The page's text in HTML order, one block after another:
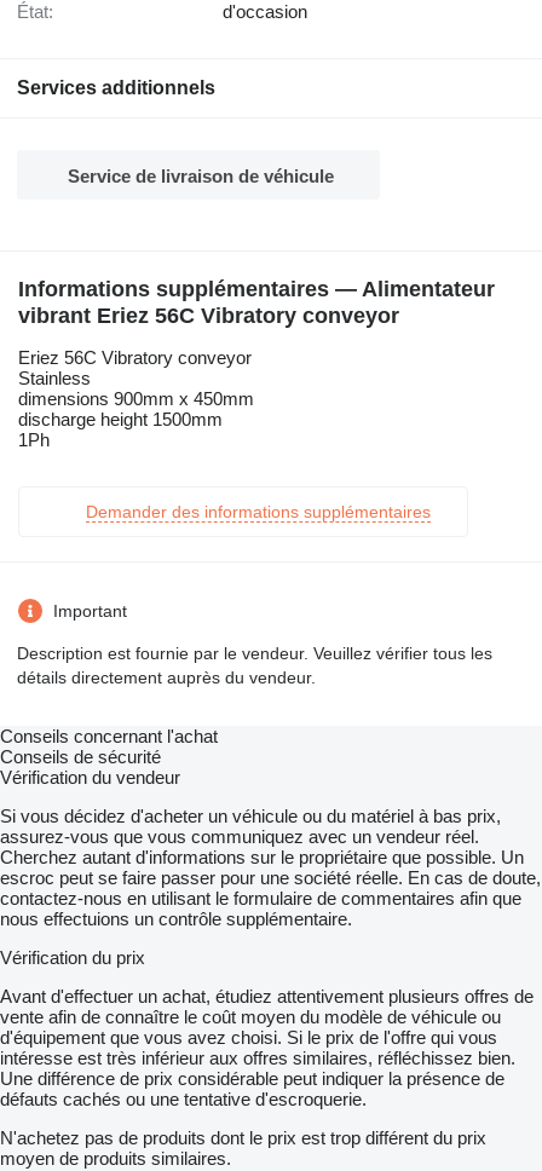
État: d'occasion
Services additionnels
Service de livraison de véhicule
Informations supplémentaires — Alimentateur
vibrant Eriez 56C Vibratory conveyor
Eriez 56C Vibratory conveyor
Stainless
dimensions 900mm x 450mm
discharge height 1500mm
1Ph
Demander des informations supplémentaires
Important
Description est fournie par le vendeur. Veuillez vérifier tous les
détails directement auprès du vendeur.
Conseils concernant l'achat
Conseils de sécurité
Vérification du vendeur
Si vous décidez d'acheter un véhicule ou du matériel à bas prix,
assurez-vous que vous communiquez avec un vendeur réel.
Cherchez autant d'informations sur le propriétaire que possible. Un
escroc peut se faire passer pour une société réelle. En cas de doute,
contactez-nous en utilisant le formulaire de commentaires afin que
nous effectuions un contrôle supplémentaire.
Vérification du prix
Avant d'effectuer un achat, étudiez attentivement plusieurs offres de
vente afin de connaître le coût moyen du modèle de véhicule ou
d'équipement que vous avez choisi. Si le prix de l'offre qui vous
intéresse est très inférieur aux offres similaires, réfléchissez bien.
Une différence de prix considérable peut indiquer la présence de
défauts cachés ou une tentative d'escroquerie.
N'achetez pas de produits dont le prix est trop différent du prix
moyen de produits similaires.